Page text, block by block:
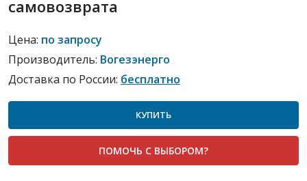
самовозврата
Цена: по запросу
Производитель: Вогезэнерго
Доставка по России: бесплатно
КУПИТЬ
ПОМОЧЬ С ВЫБОРОМ?